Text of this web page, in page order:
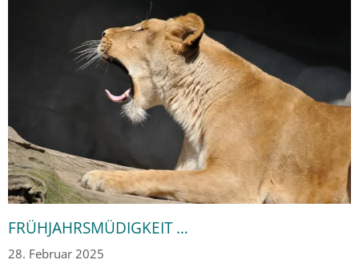
FRÜHJAHRSMÜDIGKEIT …
28. Februar 2025